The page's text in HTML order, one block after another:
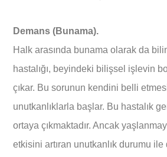
Demans (Bunama).
Halk arasında bunama olarak da
hastalığı, beyindeki bilişsel işlevin
çıkar. Bu sorunun kendini belli
unutkanlıklarla başlar. Bu hastalık
ortaya çıkmaktadır. Ancak
etkisini artıran unutkanlık durumu ile